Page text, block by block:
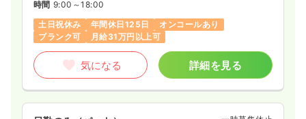
時間 9:00～18:00
土日祝休み
年間休日125日
オンコールあり
ブランク可
月給31万円以上可
気になる 詳細を見る